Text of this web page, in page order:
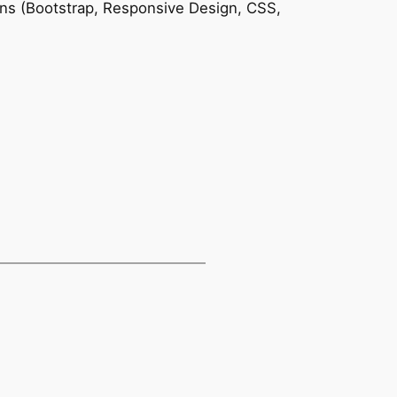
(Bootstrap, Responsive Design, CSS,